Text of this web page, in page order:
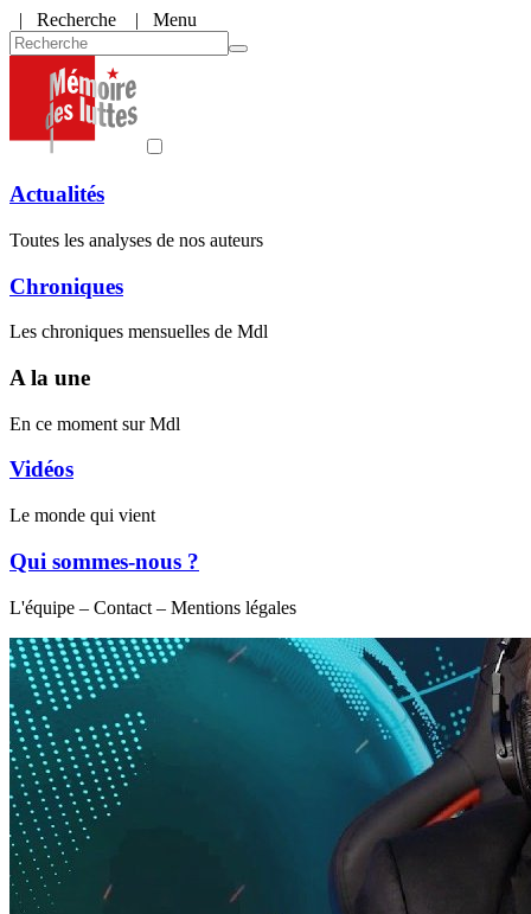
| Recherche | Menu
Actualités
Toutes les analyses de nos auteurs
Chroniques
Les chroniques mensuelles de Mdl
A la une
En ce moment sur Mdl
Vidéos
Le monde qui vient
Qui sommes-nous ?
L'équipe – Contact – Mentions légales